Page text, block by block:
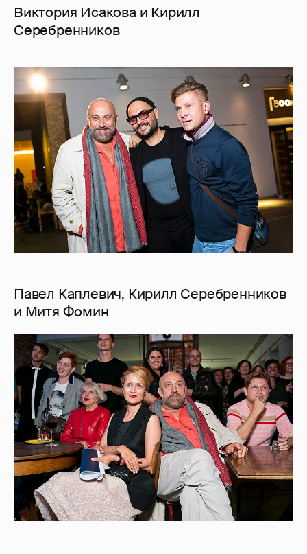
Виктория Исакова и Кирилл
Серебренников
Павел Каплевич, Кирилл Серебренников
и Митя Фомин